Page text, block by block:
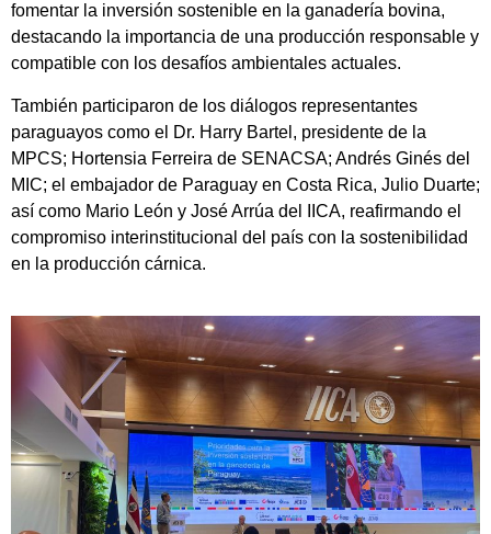
fomentar la inversión sostenible en la ganadería bovina,
destacando la importancia de una producción responsable y
compatible con los desafíos ambientales actuales.
También participaron de los diálogos representantes
paraguayos como el Dr. Harry Bartel, presidente de la
MPCS; Hortensia Ferreira de SENACSA; Andrés Ginés del
MIC; el embajador de Paraguay en Costa Rica, Julio Duarte;
así como Mario León y José Arrúa del IICA, reafirmando el
compromiso interinstitucional del país con la sostenibilidad
en la producción cárnica.